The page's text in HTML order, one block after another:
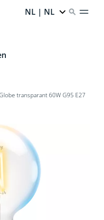
NL | NL
transparant 60W G95 E27